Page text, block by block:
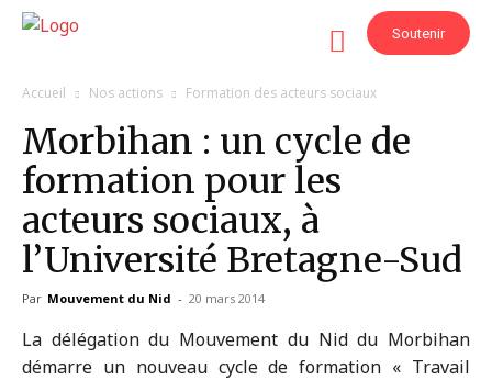
Soutenir
Accueil Nos actions Formation des acteurs sociaux
Morbihan : un cycle de
formation pour les
acteurs sociaux, à
l’Université Bretagne-Sud
Par Mouvement du Nid - 20 mars 2014
La délégation du Mouvement du Nid du Morbihan
démarre un nouveau cycle de formation « Travail